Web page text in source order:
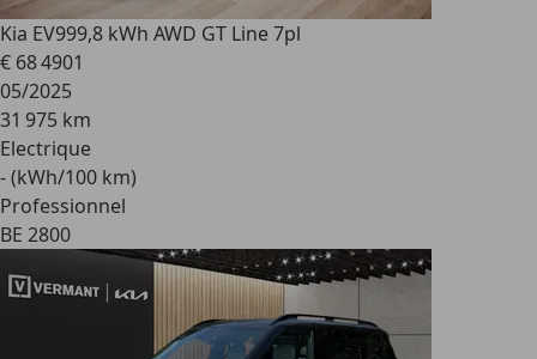
Kia EV999,8 kWh AWD GT Line 7pl
€ 68 4901
05/2025
31 975 km
Electrique
- (kWh/100 km)
Professionnel
BE 2800